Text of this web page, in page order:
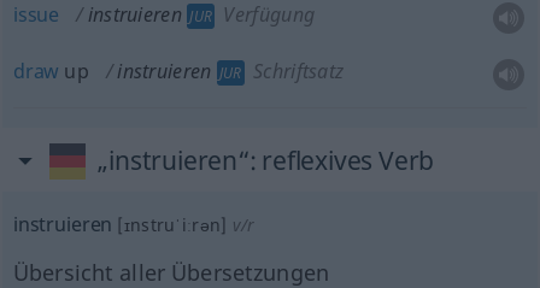
issue instruieren JUR Verfügung
draw up instruieren JUR Schriftsatz
„instruieren“: reflexives Verb
instruieren [ɪnstruˈiːrən] v/r
Übersicht aller Übersetzungen